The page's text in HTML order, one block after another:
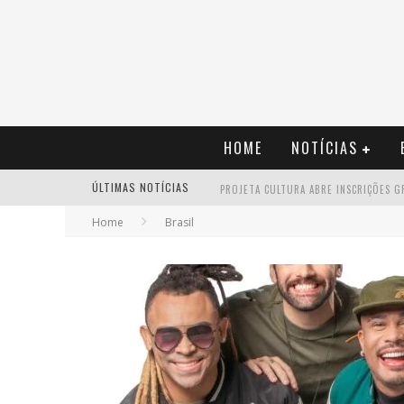
HOME NOTÍCIAS
ÚLTIMAS NOTÍCIAS
Home Brasil